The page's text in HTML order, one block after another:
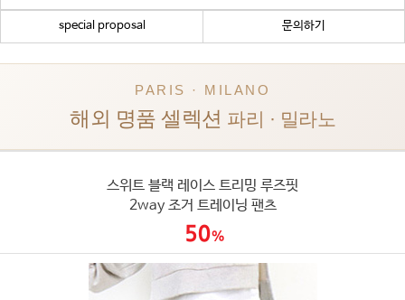
special proposal 문의하기
PARIS · MILANO
해외 명품 셀렉션 파리 · 밀라노
스위트 블랙 레이스 트리밍 루즈핏
2way 조거 트레이닝 팬츠